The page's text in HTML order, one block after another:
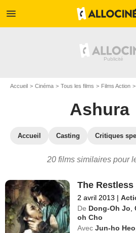
menu
Accueil Cinéma Tous les films Films Action
Ashura
Accueil Casting Critiques
20 films similaires pour
The Restless
2 avril 2013 |
De Dong-Oh Jo ,
oh Cho
Avec Jun-ho Heo